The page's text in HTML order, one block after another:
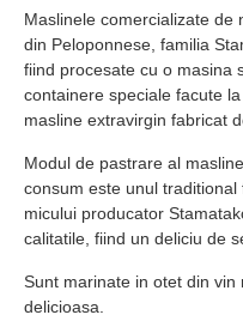
Maslinele comercializate de
din Peloponnese, familia
fiind procesate cu o masina
containere speciale facute
masline extravirgin fabricat
Modul de pastrare al
consum este unul
micului producator
calitatile, fiind un deliciu de
Sunt marinate in otet din vin
delicioasa.